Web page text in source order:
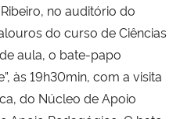
no auditório do
do curso de Ciências
aula, o bate-papo
às 19h30min, com a visita
do Núcleo de Apoio